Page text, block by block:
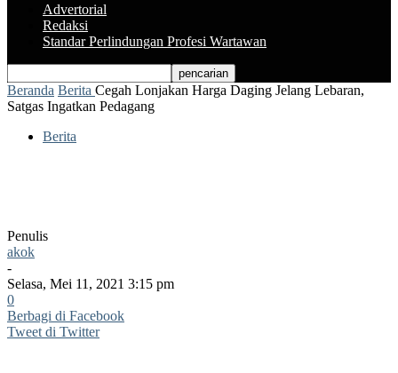
Advertorial
Redaksi
Standar Perlindungan Profesi Wartawan
Beranda Berita Cegah Lonjakan Harga Daging Jelang Lebaran,
Satgas Ingatkan Pedagang
Berita
Penulis
akok
-
Selasa, Mei 11, 2021 3:15 pm
0
Berbagi di Facebook
Tweet di Twitter